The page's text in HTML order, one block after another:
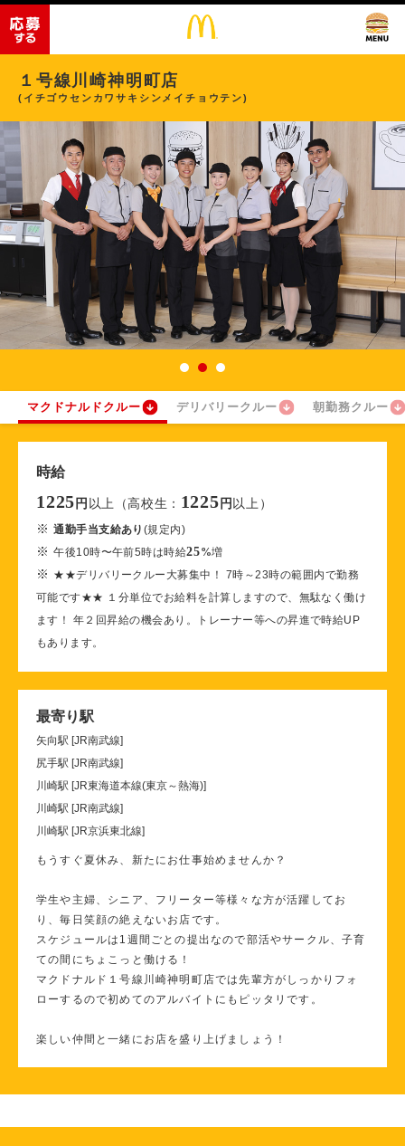
１号線川崎神明町店
(イチゴウセンカワサキシンメイチョウテン)
マクドナルドクルー デリバリークルー 朝勤務クルー
時給
1225 円 以上（高校生： 1225 円 以上）
※通勤手当支給あり (規定内)
※午後10時〜午前5時は時給25%増
※ ★★デリバリークルー大募集中！ 7時～23時の範囲内で勤務
可能です★★ １分単位でお給料を計算しますので、無駄なく働け
ます！ 年２回昇給の機会あり。トレーナー等への昇進で時給UP
もあります。
最寄り駅
矢向駅 [JR南武線]
尻手駅 [JR南武線]
川崎駅 [JR東海道本線(東京～熱海)]
川崎駅 [JR南武線]
川崎駅 [JR京浜東北線]
もうすぐ夏休み、新たにお仕事始めませんか？
学生や主婦、シニア、フリーター等様々な方が活躍してお
り、毎日笑顔の絶えないお店です。
スケジュールは1週間ごとの提出なので部活やサークル、子育
ての間にちょこっと働ける！
マクドナルド１号線川崎神明町店では先輩方がしっかりフォ
ローするので初めてのアルバイトにもピッタリです。
楽しい仲間と一緒にお店を盛り上げましょう！